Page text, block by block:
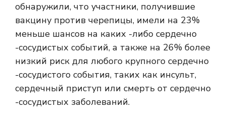
обнаружили, что участники, получившие
вакцину против черепицы, имели на 23%
меньше шансов на каких -либо сердечно
-сосудистых событий, а также на 26% более
низкий риск для любого крупного сердечно
-сосудистого события, таких как инсульт,
сердечный приступ или смерть от сердечно
-сосудистых заболеваний.